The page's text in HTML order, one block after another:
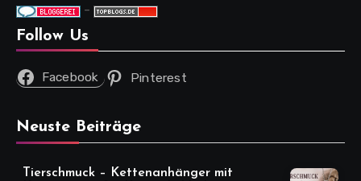
-
Follow Us
Facebook Pinterest
Neuste Beiträge
Tierschmuck – Kettenanhänger mit